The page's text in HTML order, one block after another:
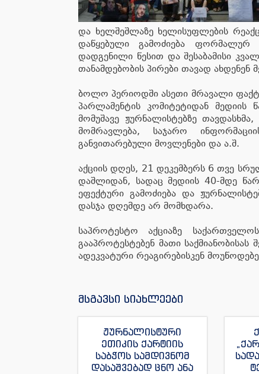
და ხელშეშლაზე ხელისუფლების
დაწყებული გამოძიება ფორმალურ
დადგენილი წესით და შესაბამისი
თანამდებობის პირები თავად ახდენენ
ბოლო პერიოდში ასეთი მრავალი
პარლამენტის კომიტეტიდან მედიის
მომუშავე ჟურნალისტებზე
მომრავლება, საჯარო
განვითარებული მოვლენები და ა.შ.
აქციის დღეს, 21 დეკემბერს 6 თვე
დაშლიდან, სადაც მედიის 40-მდე
ეფექტური გამოძიება და
დასჯა დღემდე არ მომხდარა.
საპროტესტო აქციაზე
გააპროტესტებენ მათი
ადეკვატური რეაგირებისკენ
მსგავსი სიახლეები
ჟურნალისტური
ეთიკის ქარტიის
საბჭოს სამდივნომ
დასაშვებად ცნო ანა